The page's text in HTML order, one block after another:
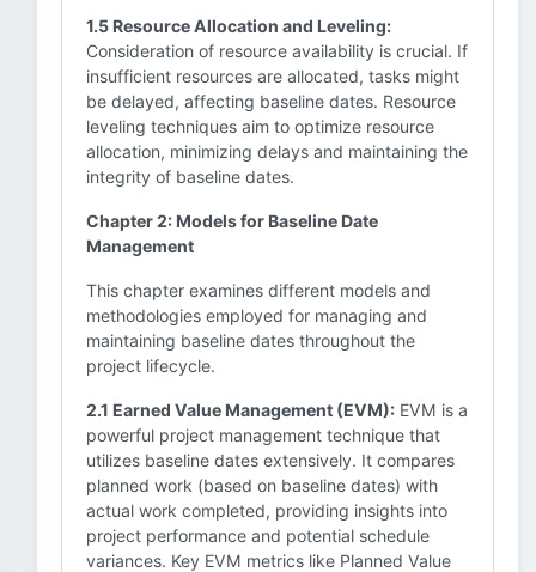
1.5 Resource Allocation and Leveling:
Consideration of resource availability is crucial. If
insufficient resources are allocated, tasks might
be delayed, affecting baseline dates. Resource
leveling techniques aim to optimize resource
allocation, minimizing delays and maintaining the
integrity of baseline dates.
Chapter 2: Models for Baseline Date
Management
This chapter examines different models and
methodologies employed for managing and
maintaining baseline dates throughout the
project lifecycle.
2.1 Earned Value Management (EVM): EVM is a
powerful project management technique that
utilizes baseline dates extensively. It compares
planned work (based on baseline dates) with
actual work completed, providing insights into
project performance and potential schedule
variances. Key EVM metrics like Planned Value